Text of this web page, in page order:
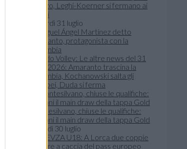
bronzo, Leghi-Koerner si fermano ai
quarti
venerdì 31 luglio
Mondo Volley: Le altre news del 31
luglio 2026: Amaranto trascina la
Colombia, Kochanowski salta gli
Europei, Duda si ferma
Montesilvano, chiuse le qualifiche:
domani il main draw della tappa Gold
giovedì 30 luglio